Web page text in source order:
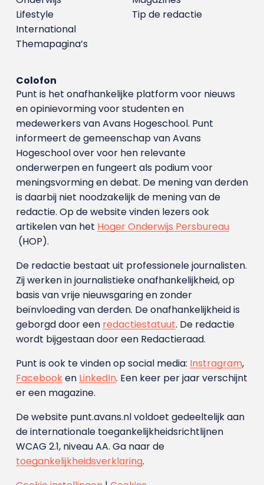
Tip de redactie
Lifestyle
International
Themapagina’s
Colofon
Punt is het onafhankelijke platform voor nieuws
en opinievorming voor studenten en
medewerkers van Avans Hoge­school. Punt
informeert de gemeenschap van Avans
Hogeschool over voor hen relevante
onderwerpen en fungeert als podium voor
meningsvorming en debat. De mening van derden
is daarbij niet noodzakelijk de mening van de
redactie. Op de website vinden lezers ook
artikelen van het Hoger Onderwijs Persbureau
(HOP).
De redactie bestaat uit professionele journalisten.
Zij werken in journalistieke onafhankelijkheid, op
basis van vrije nieuwsgaring en zonder
beïnvloeding van derden. De onafhankelijkheid is
geborgd door een redactiestatuut. De redactie
wordt bijgestaan door een Redactieraad.
Punt is ook te vinden op social media: Instragram,
Facebooken LinkedIn. Een keer per jaar verschijnt
er een magazine.
De website punt.avans.nl voldoet gedeeltelijk aan
de internationale toegankelijkheidsrichtlijnen
WCAG 2.1, niveau AA. Ga naar de
toegankelijkheidsverklaring.